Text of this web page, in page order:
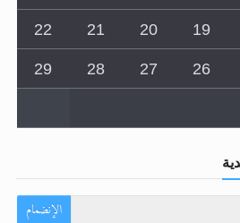
26
27
28
29